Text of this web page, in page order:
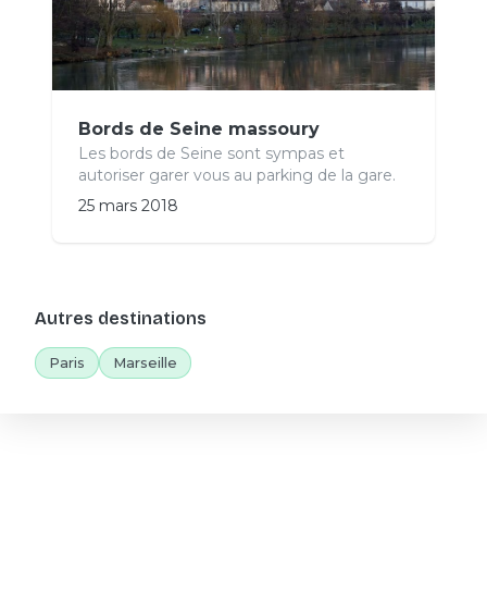
Bords de Seine massoury
Les bords de Seine sont sympas et
autoriser garer vous au parking de la gare.
25 mars 2018
Autres destinations
Paris Marseille